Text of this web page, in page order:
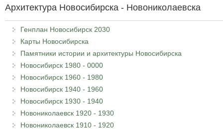
Архитектура Новосибирска - Новониколаевска
Генплан Новосибирск 2030
Карты Новосибирска
Памятники истории и архитектуры Новосибирска
Новосибирск 1980 - 0000
Новосибирск 1960 - 1980
Новосибирск 1940 - 1960
Новосибирск 1930 - 1940
Новониколаевск 1920 - 1930
Новониколаевск 1910 - 1920